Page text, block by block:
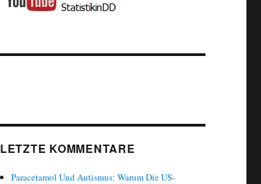
LETZTE KOMMENTARE
Paracetamol Und Autismus: Warum Die US-